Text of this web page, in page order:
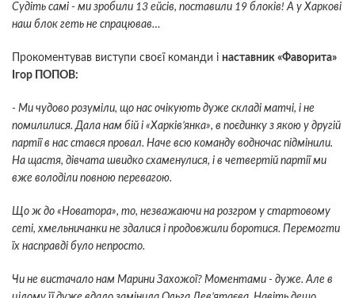
Судіть самі - ми зробили 13 ейсів, поставили 19 блоків! А у Харкові
наш блок геть не спрацював…
Прокоментував виступи своєї команди і наставник «Фаворита»
Ігор ПОПОВ:
- Ми чудово розуміли, що нас очікують дуже складі матчі, і не
помилилися. Дала нам бій і «Харків’янка», в поєдинку з якою у другій
партії в нас стався провал. Наче всю команду водночас підмінили.
На щастя, дівчата швидко схаменулися, і в четвертій партії ми
вже володіли повною перевагою.
Що ж до «Новатора», то, незважаючи на розгром у стартовому
сеті, хмельничанки не здалися і продовжили боротися. Перемогти
їх насправді було непросто.
Чи не вистачало нам Марини Захожої? Моментами - дуже. Але в